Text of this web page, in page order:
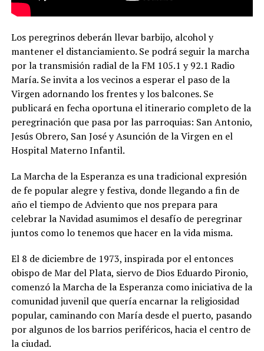
Los peregrinos deberán llevar barbijo, alcohol y
mantener el distanciamiento. Se podrá seguir la marcha
por la transmisión radial de la FM 105.1 y 92.1 Radio
María. Se invita a los vecinos a esperar el paso de la
Virgen adornando los frentes y los balcones. Se
publicará en fecha oportuna el itinerario completo de la
peregrinación que pasa por las parroquias: San Antonio,
Jesús Obrero, San José y Asunción de la Virgen en el
Hospital Materno Infantil.
La Marcha de la Esperanza es una tradicional expresión
de fe popular alegre y festiva, donde llegando a fin de
año el tiempo de Adviento que nos prepara para
celebrar la Navidad asumimos el desafío de peregrinar
juntos como lo tenemos que hacer en la vida misma.
El 8 de diciembre de 1973, inspirada por el entonces
obispo de Mar del Plata, siervo de Dios Eduardo Pironio,
comenzó la Marcha de la Esperanza como iniciativa de la
comunidad juvenil que quería encarnar la religiosidad
popular, caminando con María desde el puerto, pasando
por algunos de los barrios periféricos, hacia el centro de
la ciudad.